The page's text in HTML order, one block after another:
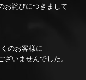
お詫びにつきまして
のお客様に
いませんでした。